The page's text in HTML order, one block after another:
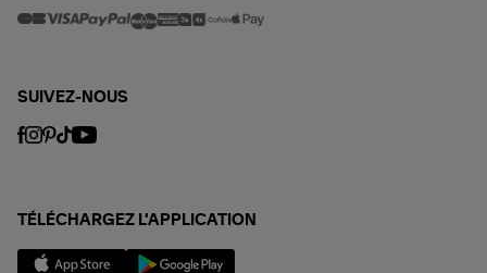
SUIVEZ-NOUS
TÉLÉCHARGEZ L'APPLICATION